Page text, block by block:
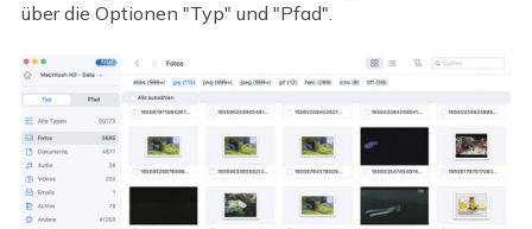
über die Optionen "Typ" und "Pfad".